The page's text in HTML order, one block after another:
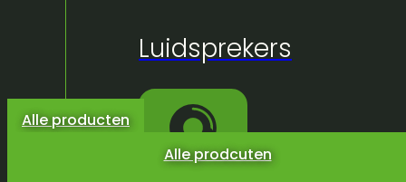
Alle prodcuten
producten
winkelwagen.
Luidsprekers
Alle producten